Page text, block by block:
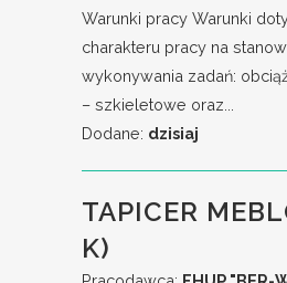
Warunki pracy Warunki
charakteru pracy na
wykonywania zadań:
– szkieletowe oraz...
Dodane: dzisiaj
TAPICER
K)